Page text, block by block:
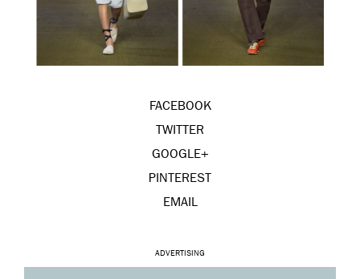
FACEBOOK
TWITTER
GOOGLE+
PINTEREST
EMAIL
ADVERTISING